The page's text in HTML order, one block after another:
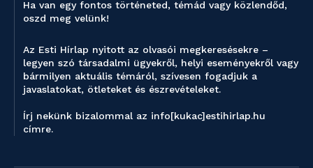
Ha van egy fontos történeted, témád vagy közlendőd,
oszd meg velünk!
Az Esti Hírlap nyitott az olvasói megkeresésekre –
legyen szó társadalmi ügyekről, helyi eseményekről vagy
bármilyen aktuális témáról, szívesen fogadjuk a
javaslatokat, ötleteket és észrevételeket.
Írj nekünk bizalommal az info[kukac]estihirlap.hu
címre.